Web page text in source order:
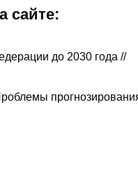
сайте:
до 2030 года //